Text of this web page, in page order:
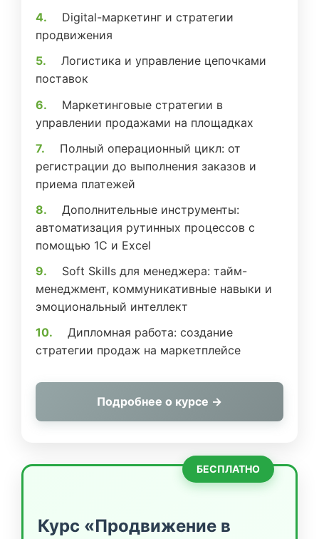
Digital-маркетинг и стратегии
продвижения
Логистика и управление цепочками
поставок
Маркетинговые стратегии в
управлении продажами на площадках
Полный операционный цикл: от
регистрации до выполнения заказов и
приема платежей
Дополнительные инструменты:
автоматизация рутинных процессов с
помощью 1С и Excel
Soft Skills для менеджера: тайм-
менеджмент, коммуникативные навыки и
эмоциональный интеллект
Дипломная работа: создание
стратегии продаж на маркетплейсе
Подробнее о курсе →
БЕСПЛАТНО
Курс «Продвижение в